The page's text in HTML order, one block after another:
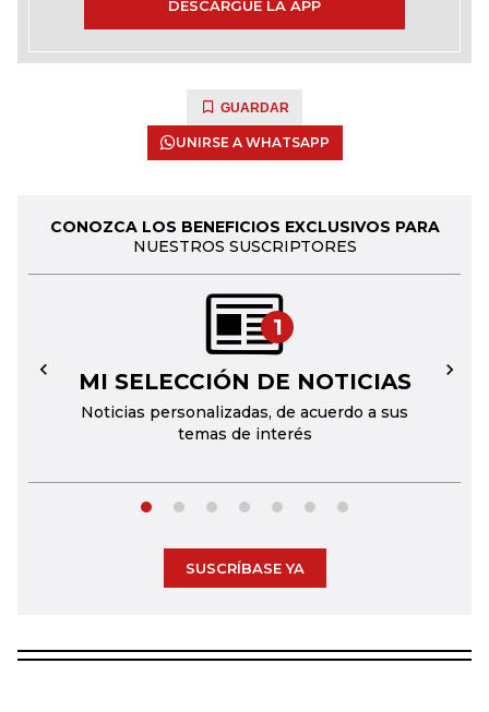
DESCARGUE LA APP
GUARDAR
UNIRSE A WHATSAPP
CONOZCA LOS BENEFICIOS EXCLUSIVOS PARA
NUESTROS SUSCRIPTORES
1
MI SELECCIÓN DE NOTICIAS
Noticias personalizadas, de acuerdo a sus
temas de interés
← →
SUSCRÍBASE YA